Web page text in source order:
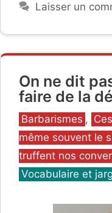
Laisser un
On ne dit
faire de la
Catégories
Barbarismes ,
même souvent le
truffent nos
Vocabulaire et